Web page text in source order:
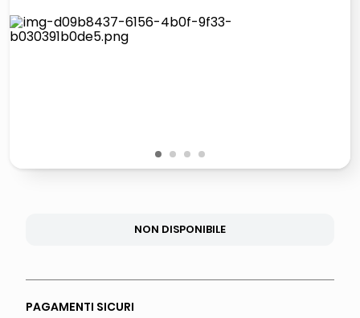
1 2 3 4
NON DISPONIBILE
PAGAMENTI SICURI